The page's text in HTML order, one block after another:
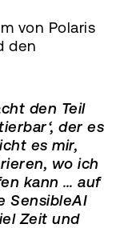
von Polaris
den
den Teil
der es
es mir,
wo ich
kann … auf
SensibleAI
Zeit und